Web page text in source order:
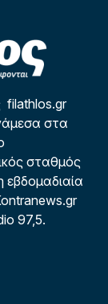
filathlos.gr
στα
σταθμός
εβδομαδιαία
97,5.